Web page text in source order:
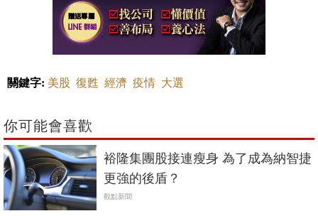
關鍵字: 美股 復甦 經濟 疫情 大選
你可能會喜歡
裕隆集團股接連瘦身 為了成為納智捷
更強的後盾？
觀點新聞